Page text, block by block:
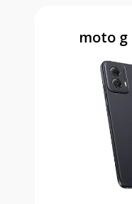
moto g